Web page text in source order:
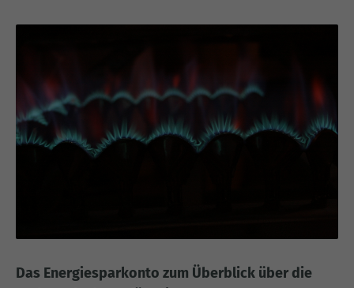
Das Energiesparkonto zum Überblick über die